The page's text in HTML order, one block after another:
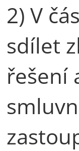
2) V
sdílet
řešení